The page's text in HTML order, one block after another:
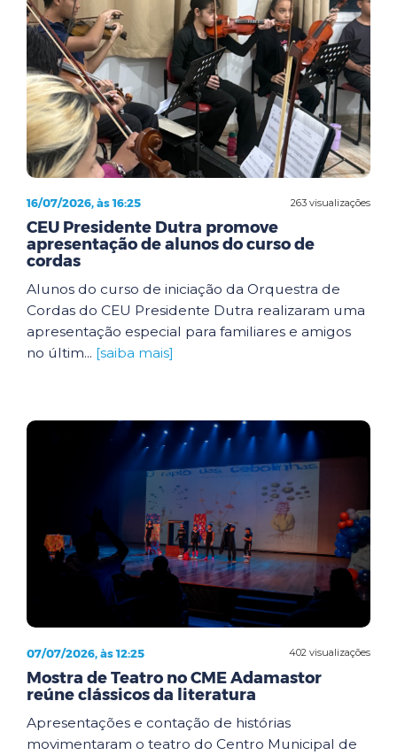
263 visualizações
16/07/2026, às 16:25
CEU Presidente Dutra promove
apresentação de alunos do curso de
cordas
Alunos do curso de iniciação da Orquestra de
Cordas do CEU Presidente Dutra realizaram uma
apresentação especial para familiares e amigos
no últim... [saiba mais]
402 visualizações
07/07/2026, às 12:25
Mostra de Teatro no CME Adamastor
reúne clássicos da literatura
Apresentações e contação de histórias
movimentaram o teatro do Centro Municipal de